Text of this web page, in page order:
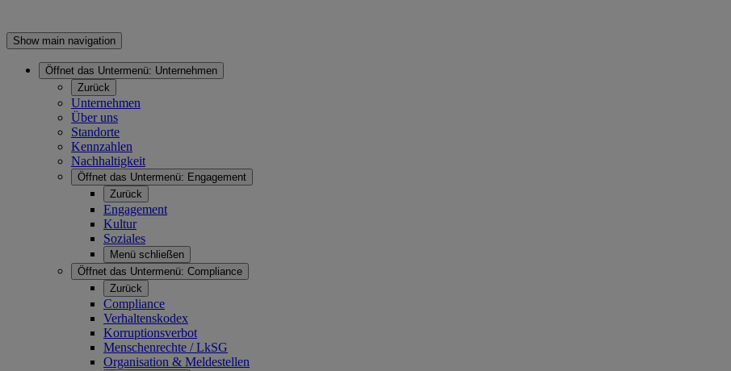
Show main navigation
Öffnet das Untermenü: Unternehmen
Zurück
Unternehmen
Über uns
Standorte
Kennzahlen
Nachhaltigkeit
Öffnet das Untermenü: Engagement
Zurück
Engagement
Kultur
Soziales
Menü schließen
Öffnet das Untermenü: Compliance
Zurück
Compliance
Verhaltenskodex
Korruptionsverbot
Menschenrechte / LkSG
Organisation & Meldestellen